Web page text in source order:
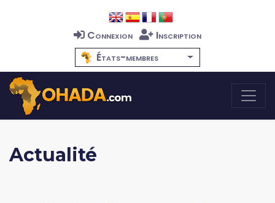
Connexion
Inscription
États-membres
Actualité